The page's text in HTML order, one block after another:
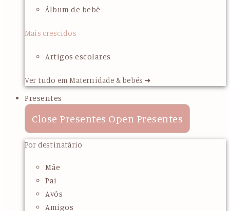
Álbum de bebé
Mais crescidos
Artigos escolares
Ver tudo em Maternidade & bebés ➜
Presentes
Close Presentes Open Presentes
Por destinatário
Mãe
Pai
Avós
Amigos